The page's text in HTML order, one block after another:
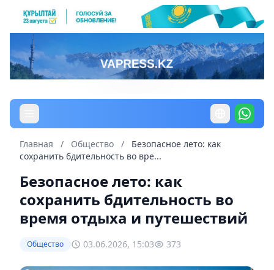
Главная / Общество /
Безопасное лето: как
сохранить бдительность во вре...
Безопасное лето: как
сохранить бдительность во
время отдыха и путешествий
Общество 03.06.2026, 15:03 373